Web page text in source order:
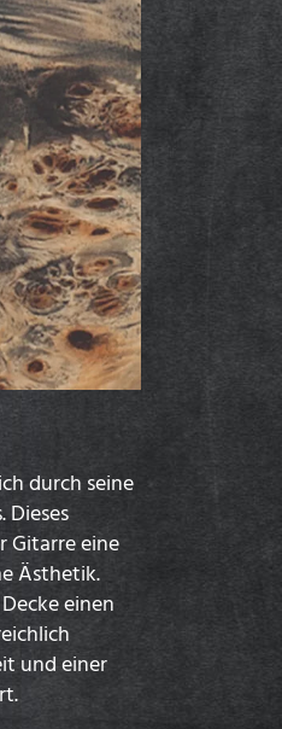
durch seine
Dieses
Gitarre eine
Ästhetik.
einen
und einer